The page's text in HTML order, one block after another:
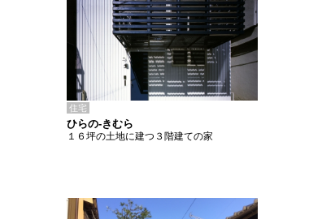
住宅
ひらの-きむら
１６坪の土地に建つ３階建ての家